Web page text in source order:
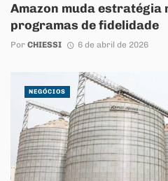
Amazon muda estratégia
programas de fidelidade
Por CHIESSI 6 de abril de 2026
NEGÓCIOS